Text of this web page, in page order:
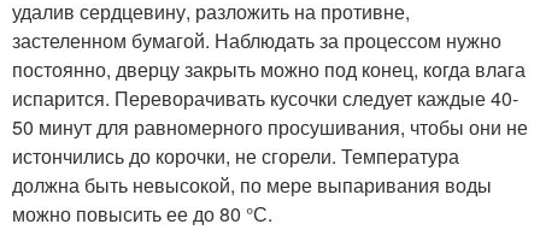
удалив сердцевину, разложить на противне,
застеленном бумагой. Наблюдать за процессом нужно
постоянно, дверцу закрыть можно под конец, когда влага
испарится. Переворачивать кусочки следует каждые 40-
50 минут для равномерного просушивания, чтобы они не
истончились до корочки, не сгорели. Температура
должна быть невысокой, по мере выпаривания воды
можно повысить ее до 80 °С.